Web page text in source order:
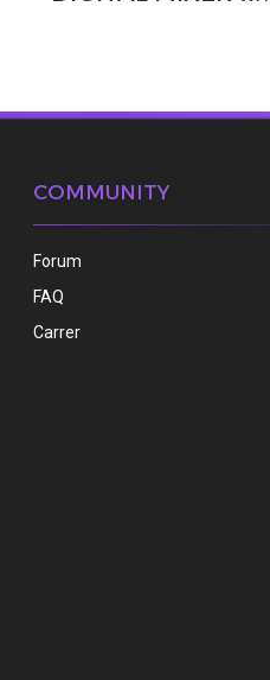
COMMUNITY
Forum
FAQ
Carrer